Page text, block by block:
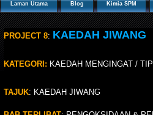
Laman Utama Blog Kimia SPM
PROJECT 8: KAEDAH JIWANG
KATEGORI: KAEDAH MENGINGAT /
TAJUK: KAEDAH JIWANG